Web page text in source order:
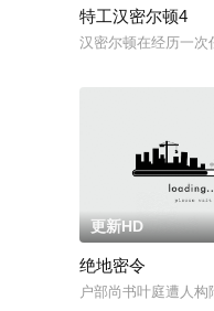
特工汉密尔顿4
汉密尔顿在经历一
更新HD
绝地密令
户部尚书叶庭遭人